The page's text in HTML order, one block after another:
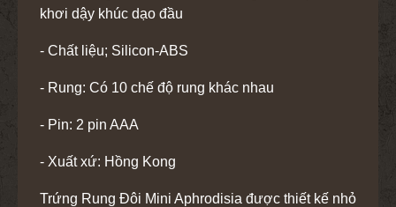
khơi dậy khúc dạo đầu
- Chất liệu; Silicon-ABS
- Rung: Có 10 chế độ rung khác nhau
- Pin: 2 pin AAA
- Xuất xứ: Hồng Kong
Trứng Rung Đôi Mini Aphrodisia được thiết kế nhỏ